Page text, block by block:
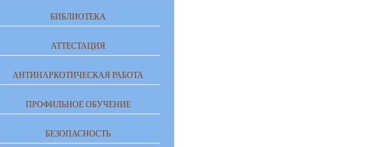
БИБЛИОТЕКА
АТТЕСТАЦИЯ
АНТИНАРКОТИЧЕСКАЯ РАБОТА
ПРОФИЛЬНОЕ ОБУЧЕНИЕ
БЕЗОПАСНОСТЬ